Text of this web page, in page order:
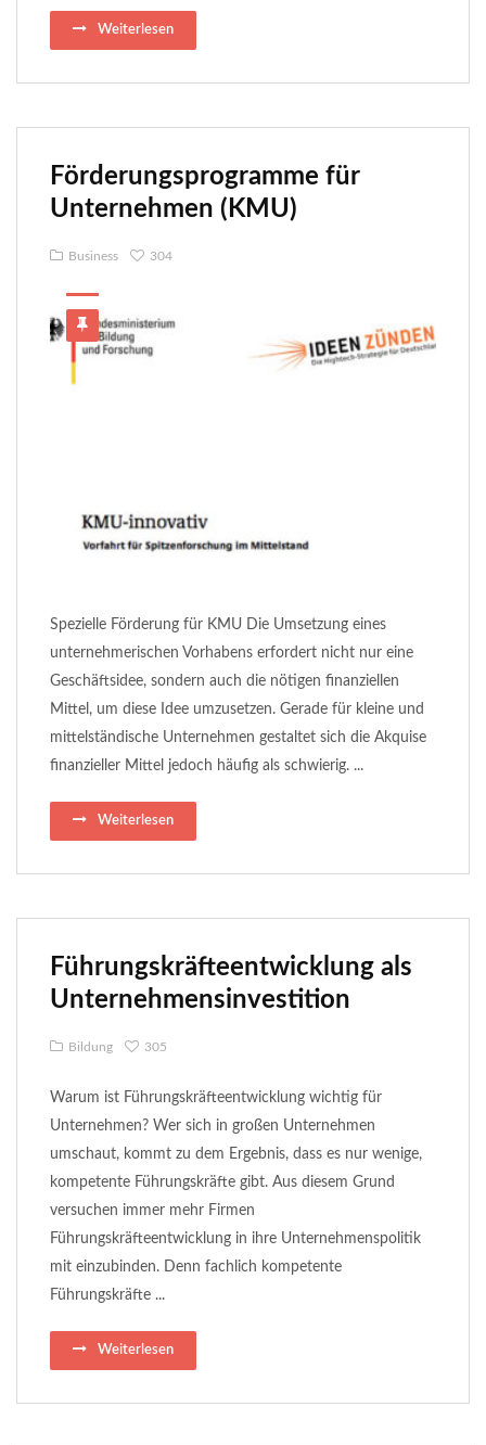
Weiterlesen
Förderungsprogramme für
Unternehmen (KMU)
Business 304
Spezielle Förderung für KMU Die Umsetzung eines
unternehmerischen Vorhabens erfordert nicht nur eine
Geschäftsidee, sondern auch die nötigen finanziellen
Mittel, um diese Idee umzusetzen. Gerade für kleine und
mittelständische Unternehmen gestaltet sich die Akquise
finanzieller Mittel jedoch häufig als schwierig. ...
Weiterlesen
Führungskräfteentwicklung als
Unternehmensinvestition
Bildung 305
Warum ist Führungskräfteentwicklung wichtig für
Unternehmen? Wer sich in großen Unternehmen
umschaut, kommt zu dem Ergebnis, dass es nur wenige,
kompetente Führungskräfte gibt. Aus diesem Grund
versuchen immer mehr Firmen
Führungskräfteentwicklung in ihre Unternehmenspolitik
mit einzubinden. Denn fachlich kompetente
Führungskräfte ...
Weiterlesen